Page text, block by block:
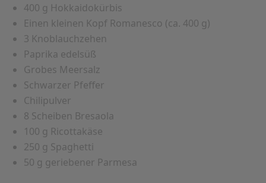
400 g Hokkaidokürbis
Einen kleinen Kopf Romanesco (ca. 400 g)
3 Knoblauchzehen
Paprika edelsüß
Grobes Meersalz
Schwarzer Pfeffer
Chilipulver
8 Scheiben Bresaola
100 g Ricottakäse
250 g Spaghetti
50 g geriebener Parmesa